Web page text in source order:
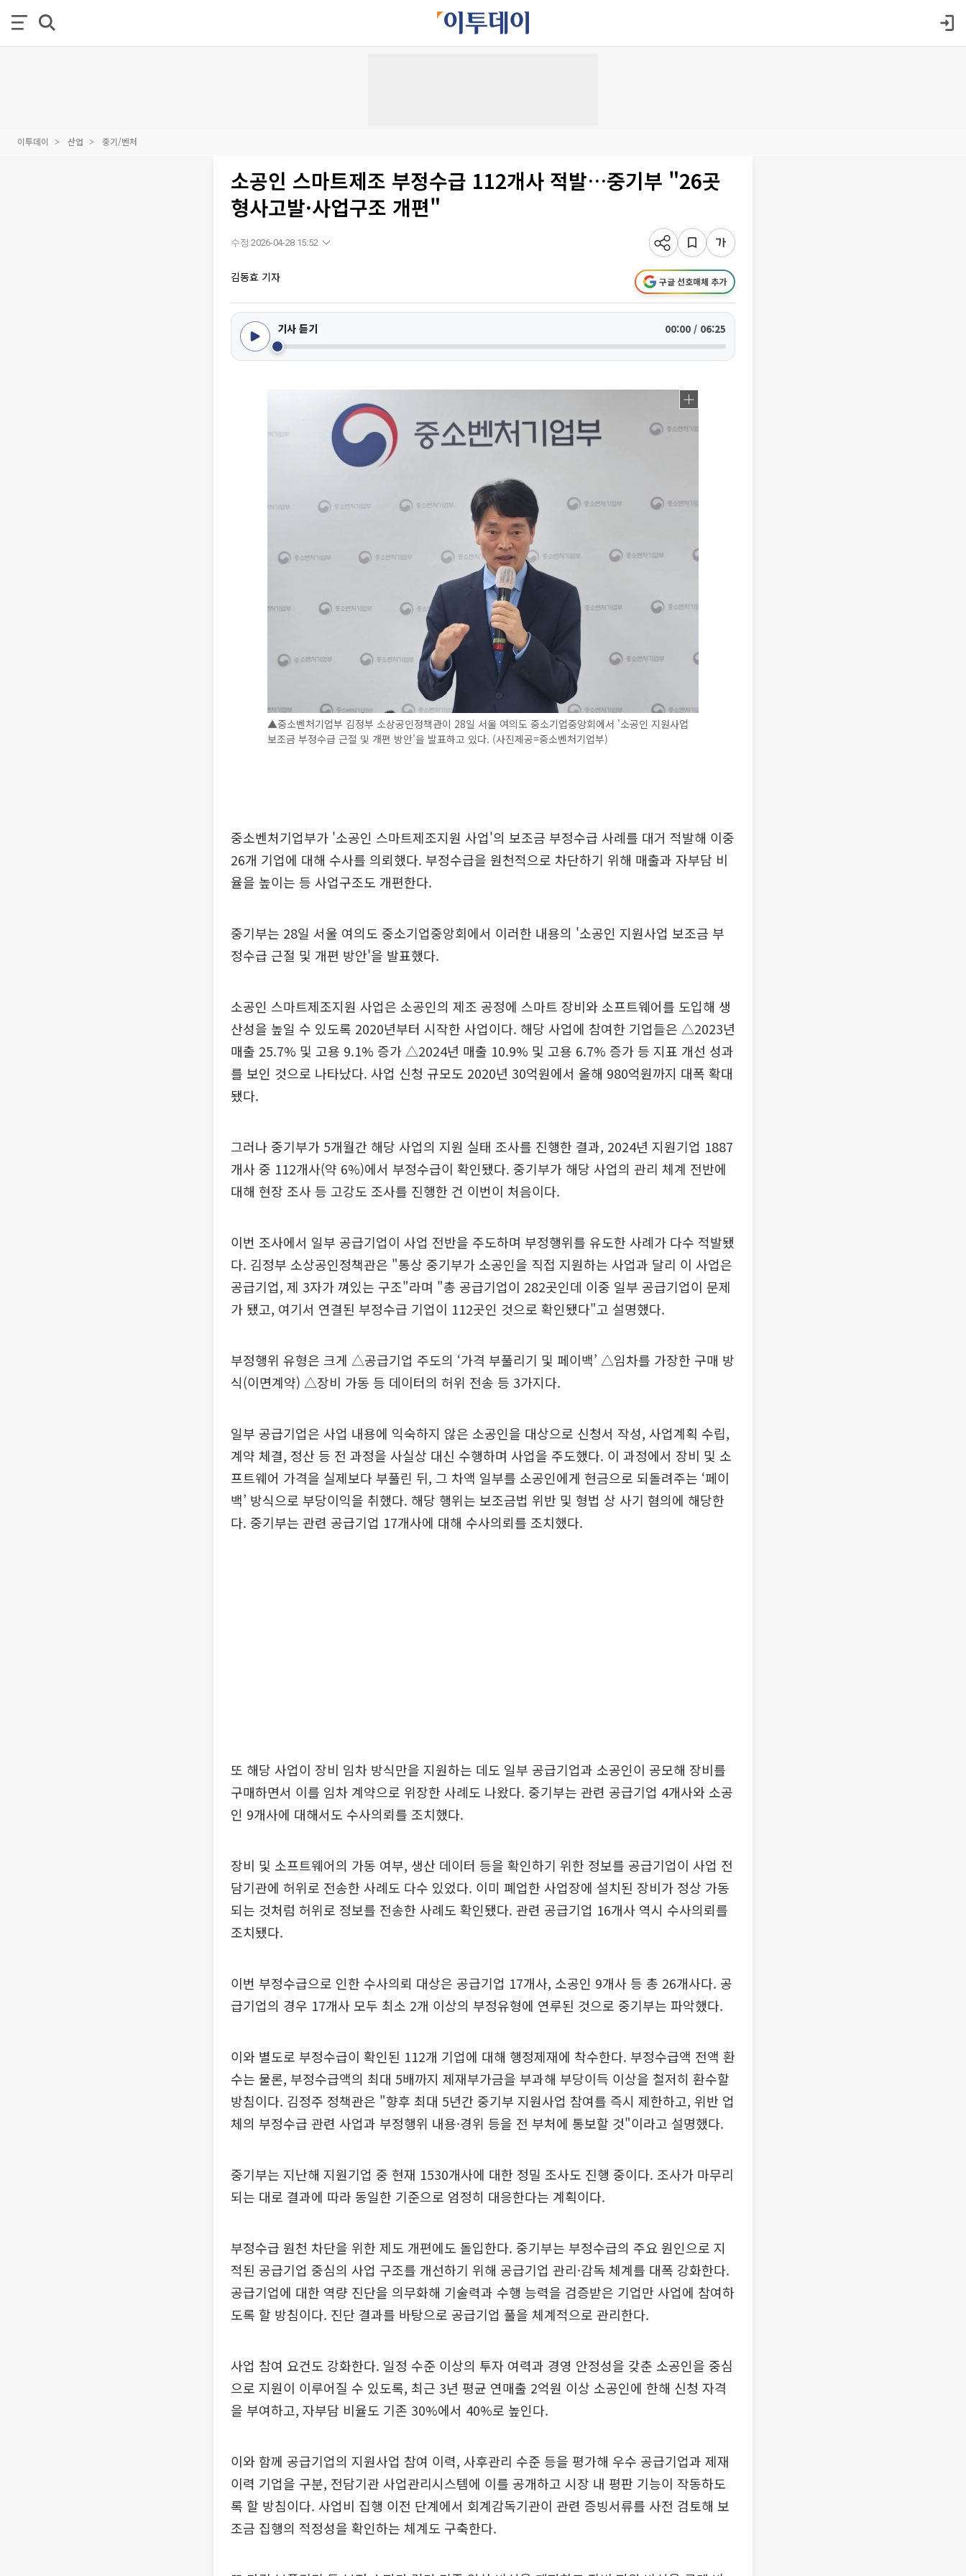
이투데이 산업 중기/벤처
소공인 스마트제조 부정수급 112개사 적발…중기부 "26곳
형사고발·사업구조 개편"
수정 2026-04-28 15:52
김동효 기자 구글 선호매체 추가
기사 듣기 00:00 / 06:25
▲중소벤처기업부 김정부 소상공인정책관이 28일 서울 여의도 중소기업중앙회에서 '소공인 지원사업
보조금 부정수급 근절 및 개편 방안'을 발표하고 있다. (사진제공=중소벤처기업부)
중소벤처기업부가 '소공인 스마트제조지원 사업'의 보조금 부정수급 사례를 대거 적발해 이중
26개 기업에 대해 수사를 의뢰했다. 부정수급을 원천적으로 차단하기 위해 매출과 자부담 비
율을 높이는 등 사업구조도 개편한다.
중기부는 28일 서울 여의도 중소기업중앙회에서 이러한 내용의 '소공인 지원사업 보조금 부
정수급 근절 및 개편 방안'을 발표했다.
소공인 스마트제조지원 사업은 소공인의 제조 공정에 스마트 장비와 소프트웨어를 도입해 생
산성을 높일 수 있도록 2020년부터 시작한 사업이다. 해당 사업에 참여한 기업들은 △2023년
매출 25.7% 및 고용 9.1% 증가 △2024년 매출 10.9% 및 고용 6.7% 증가 등 지표 개선 성과
를 보인 것으로 나타났다. 사업 신청 규모도 2020년 30억원에서 올해 980억원까지 대폭 확대
됐다.
그러나 중기부가 5개월간 해당 사업의 지원 실태 조사를 진행한 결과, 2024년 지원기업 1887
개사 중 112개사(약 6%)에서 부정수급이 확인됐다. 중기부가 해당 사업의 관리 체계 전반에
대해 현장 조사 등 고강도 조사를 진행한 건 이번이 처음이다.
이번 조사에서 일부 공급기업이 사업 전반을 주도하며 부정행위를 유도한 사례가 다수 적발됐
다. 김정부 소상공인정책관은 "통상 중기부가 소공인을 직접 지원하는 사업과 달리 이 사업은
공급기업, 제 3자가 껴있는 구조"라며 "총 공급기업이 282곳인데 이중 일부 공급기업이 문제
가 됐고, 여기서 연결된 부정수급 기업이 112곳인 것으로 확인됐다"고 설명했다.
부정행위 유형은 크게 △공급기업 주도의 ‘가격 부풀리기 및 페이백’ △임차를 가장한 구매 방
식(이면계약) △장비 가동 등 데이터의 허위 전송 등 3가지다.
일부 공급기업은 사업 내용에 익숙하지 않은 소공인을 대상으로 신청서 작성, 사업계획 수립,
계약 체결, 정산 등 전 과정을 사실상 대신 수행하며 사업을 주도했다. 이 과정에서 장비 및 소
프트웨어 가격을 실제보다 부풀린 뒤, 그 차액 일부를 소공인에게 현금으로 되돌려주는 ‘페이
백’ 방식으로 부당이익을 취했다. 해당 행위는 보조금법 위반 및 형법 상 사기 혐의에 해당한
다. 중기부는 관련 공급기업 17개사에 대해 수사의뢰를 조치했다.
또 해당 사업이 장비 임차 방식만을 지원하는 데도 일부 공급기업과 소공인이 공모해 장비를
구매하면서 이를 임차 계약으로 위장한 사례도 나왔다. 중기부는 관련 공급기업 4개사와 소공
인 9개사에 대해서도 수사의뢰를 조치했다.
장비 및 소프트웨어의 가동 여부, 생산 데이터 등을 확인하기 위한 정보를 공급기업이 사업 전
담기관에 허위로 전송한 사례도 다수 있었다. 이미 폐업한 사업장에 설치된 장비가 정상 가동
되는 것처럼 허위로 정보를 전송한 사례도 확인됐다. 관련 공급기업 16개사 역시 수사의뢰를
조치됐다.
이번 부정수급으로 인한 수사의뢰 대상은 공급기업 17개사, 소공인 9개사 등 총 26개사다. 공
급기업의 경우 17개사 모두 최소 2개 이상의 부정유형에 연루된 것으로 중기부는 파악했다.
이와 별도로 부정수급이 확인된 112개 기업에 대해 행정제재에 착수한다. 부정수급액 전액 환
수는 물론, 부정수급액의 최대 5배까지 제재부가금을 부과해 부당이득 이상을 철저히 환수할
방침이다. 김정주 정책관은 "향후 최대 5년간 중기부 지원사업 참여를 즉시 제한하고, 위반 업
체의 부정수급 관련 사업과 부정행위 내용·경위 등을 전 부처에 통보할 것"이라고 설명했다.
중기부는 지난해 지원기업 중 현재 1530개사에 대한 정밀 조사도 진행 중이다. 조사가 마무리
되는 대로 결과에 따라 동일한 기준으로 엄정히 대응한다는 계획이다.
부정수급 원천 차단을 위한 제도 개편에도 돌입한다. 중기부는 부정수급의 주요 원인으로 지
적된 공급기업 중심의 사업 구조를 개선하기 위해 공급기업 관리·감독 체계를 대폭 강화한다.
공급기업에 대한 역량 진단을 의무화해 기술력과 수행 능력을 검증받은 기업만 사업에 참여하
도록 할 방침이다. 진단 결과를 바탕으로 공급기업 풀을 체계적으로 관리한다.
사업 참여 요건도 강화한다. 일정 수준 이상의 투자 여력과 경영 안정성을 갖춘 소공인을 중심
으로 지원이 이루어질 수 있도록, 최근 3년 평균 연매출 2억원 이상 소공인에 한해 신청 자격
을 부여하고, 자부담 비율도 기존 30%에서 40%로 높인다.
이와 함께 공급기업의 지원사업 참여 이력, 사후관리 수준 등을 평가해 우수 공급기업과 제재
이력 기업을 구분, 전담기관 사업관리시스템에 이를 공개하고 시장 내 평판 기능이 작동하도
록 할 방침이다. 사업비 집행 이전 단계에서 회계감독기관이 관련 증빙서류를 사전 검토해 보
조금 집행의 적정성을 확인하는 체계도 구축한다.